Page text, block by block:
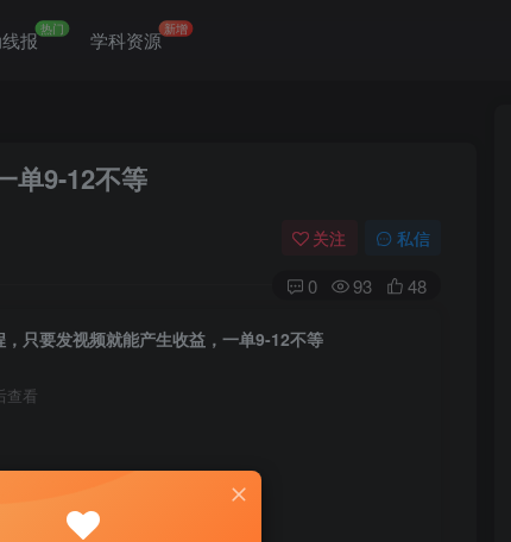
报热门 学科资源 新增
单9-12不等
关注 私信
0 93 48
只要发视频就能产生收益，一单9-12不等
查看
免费